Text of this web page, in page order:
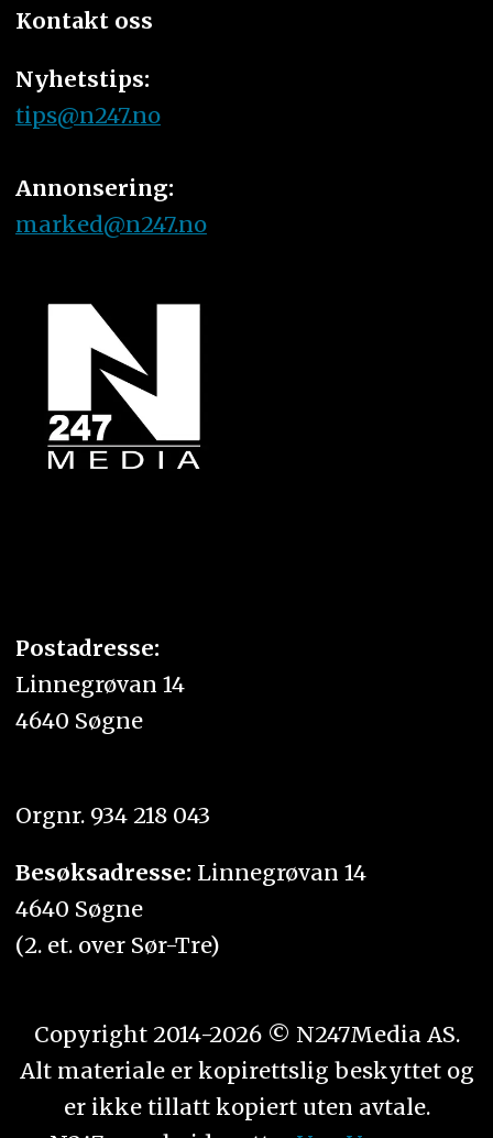
Kontakt oss
Nyhetstips:
tips@n247.no
Annonsering:
marked@n247.no
Postadresse:
Linnegrøvan 14
4640 Søgne
Orgnr. 934 218 043
Besøksadresse: Linnegrøvan 14
4640 Søgne
(2. et. over Sør-Tre)
Copyright 2014-2026 © N247Media AS.
Alt materiale er kopirettslig beskyttet og
er ikke tillatt kopiert uten avtale.